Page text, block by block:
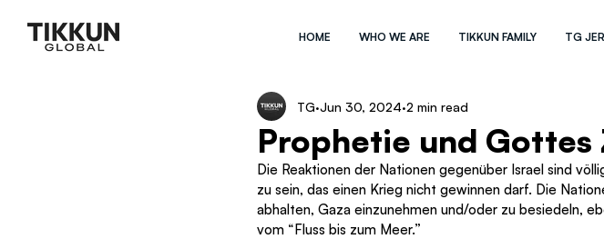
HOME WHO WE ARE TIKKUN FAMILY TG
Prophetie und Gottes
TG Jun 30, 2024 2 min read
Die Reaktionen der Nationen gegenüber Israel sind
zu sein, das einen Krieg nicht gewinnen darf. Die
abhalten, Gaza einzunehmen und/oder zu besiedeln,
vom “Fluss bis zum Meer.”